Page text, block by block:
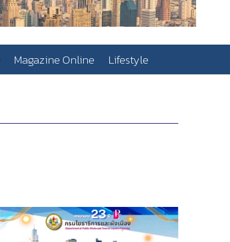
Magazine Online Lifestyle